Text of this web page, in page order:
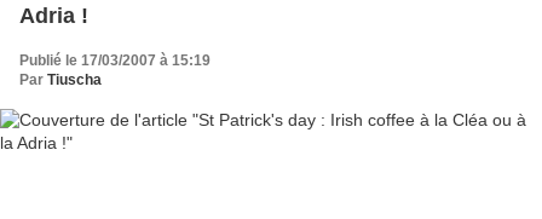
Adria !
Publié le 17/03/2007 à 15:19
Par Tiuscha